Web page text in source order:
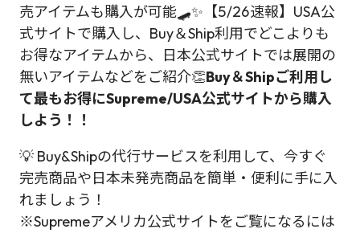
売アイテムも購入が可能🛹✨【5/26速報】USA公
式サイトで購入し、Buy＆Ship利用でどこよりも
お得なアイテムから、日本公式サイトでは展開の
無いアイテムなどをご紹介👏Buy＆Shipご利用し
て最もお得にSupreme/USA公式サイトから購入
しよう！！
💡 Buy&Shipの代行サービスを利用して、今すぐ
完売商品や日本未発売商品を簡単・便利に手に入
れましょう！
※Supremeアメリカ公式サイトをご覧になるには